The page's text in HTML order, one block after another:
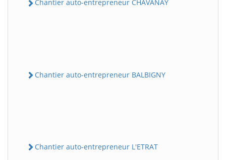
Chantier auto-entrepreneur CHAVANAY
Chantier auto-entrepreneur BALBIGNY
Chantier auto-entrepreneur L'ETRAT